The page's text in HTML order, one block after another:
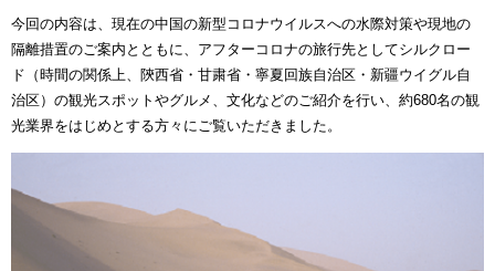
今回の内容は、現在の中国の新型コロナウイルスへの水際対策や現地の
隔離措置のご案内とともに、アフターコロナの旅行先としてシルクロー
ド（時間の関係上、陝西省・甘粛省・寧夏回族自治区・新疆ウイグル自
治区）の観光スポットやグルメ、文化などのご紹介を行い、約680名の観
光業界をはじめとする方々にご覧いただきました。